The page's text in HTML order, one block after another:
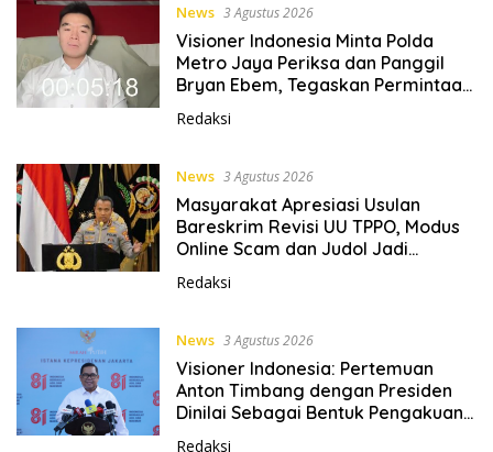
News 3 Agustus 2026
Visioner Indonesia Minta Polda
Metro Jaya Periksa dan Panggil
Bryan Ebem, Tegaskan Permintaan
Hukum
Redaksi
News 3 Agustus 2026
Masyarakat Apresiasi Usulan
Bareskrim Revisi UU TPPO, Modus
Online Scam dan Judol Jadi
Redaksi
News 3 Agustus 2026
Visioner Indonesia: Pertemuan
Anton Timbang dengan Presiden
Dinilai Sebagai Bentuk Pengakuan
Redaksi